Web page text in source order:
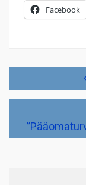
Facebook